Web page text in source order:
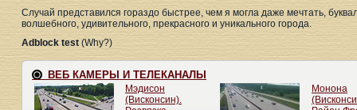
Случай представился гораздо быстрее, чем я могла даже мечтать,
волшебного, удивительного, прекрасного и уникального города.
Adblock test (Why?)